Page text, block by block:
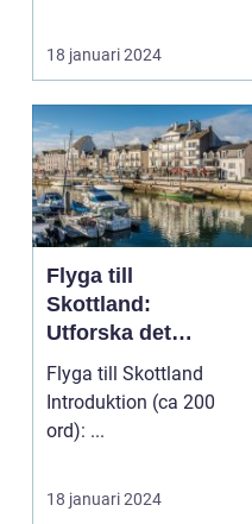
18 januari 2024
Flyga till
Skottland:
Utforska det
majestätiska
landet
Flyga till Skottland
Introduktion (ca 200
ord): ...
18 januari 2024